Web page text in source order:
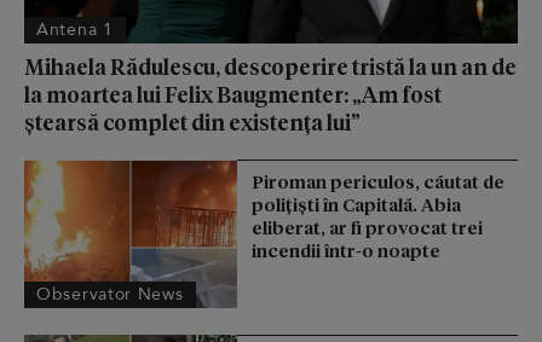
Antena 1
Mihaela Rădulescu, descoperire tristă la un an de
la moartea lui Felix Baugmenter: „Am fost
ștearsă complet din existența lui”
Observator News
Piroman periculos, căutat de
poliţişti în Capitală. Abia
eliberat, ar fi provocat trei
incendii într-o noapte